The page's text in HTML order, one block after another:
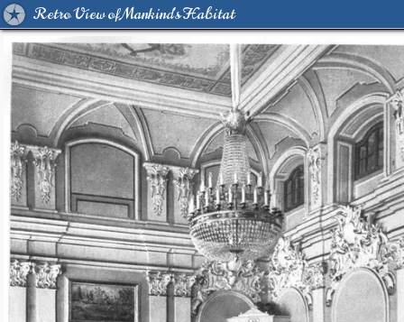
Retro View of Mankind's Habitat